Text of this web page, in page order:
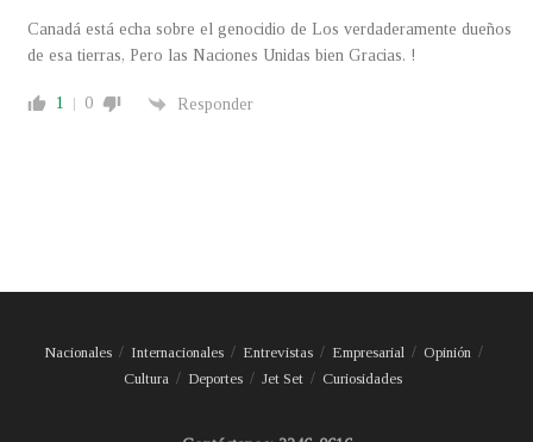
Canadá está echa sobre el genocidio de Los verdaderamente dueños
de esa tierras, Pero las Naciones Unidas bien Gracias. !
1 0 Responder
Nacionales Internacionales Entrevistas Empresarial
Opinión
Cultura
Deportes Jet Set Curiosidades